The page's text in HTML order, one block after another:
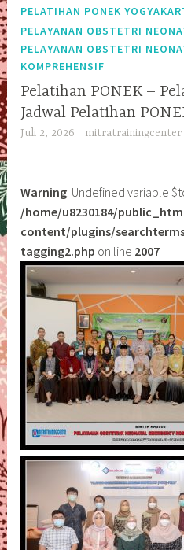
PELATIHAN PONEK
PELAYANAN OBSTETRI
PELAYANAN OBSTETRI
KOMPREHENSIF
Pelatihan PONEK –
Jadwal Pelatihan
Juli 2, 2026 mitratrainingcenter
Warning: Undefined variable
/home/u8230184/
content/plugins/
tagging2.php on line 2007